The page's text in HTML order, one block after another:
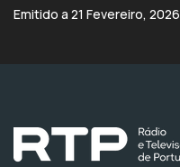
Emitido a 21 Fevereiro, 2026